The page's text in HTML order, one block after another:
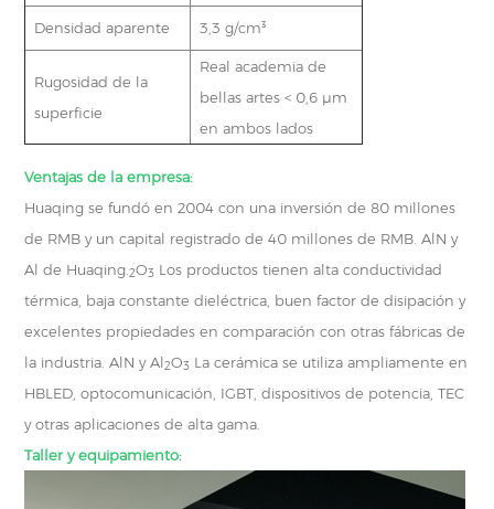
Densidad aparente 3,3 g/cm³
Rugosidad de la
superficie
Real academia de
bellas artes < 0,6 μm
en ambos lados
Ventajas de la empresa:
Huaqing se fundó en 2004 con una inversión de 80 millones
de RMB y un capital registrado de 40 millones de RMB. AlN y
Al de Huaqing.2O3 Los productos tienen alta conductividad
térmica, baja constante dieléctrica, buen factor de disipación y
excelentes propiedades en comparación con otras fábricas de
la industria. AlN y Al2O3 La cerámica se utiliza ampliamente en
HBLED, optocomunicación, IGBT, dispositivos de potencia, TEC
y otras aplicaciones de alta gama.
Taller y equipamiento: